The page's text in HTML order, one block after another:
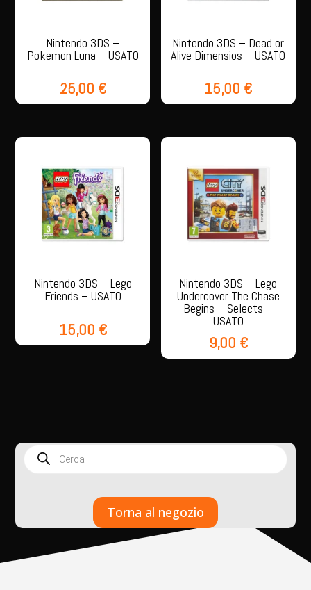
Nintendo 3DS –
Pokemon Luna – USATO
25,00 €
Nintendo 3DS – Dead or
Alive Dimensios – USATO
15,00 €
Nintendo 3DS – Lego
Friends – USATO
15,00 €
Nintendo 3DS – Lego
Undercover The Chase
Begins – Selects –
USATO
9,00 €
search
Torna al negozio